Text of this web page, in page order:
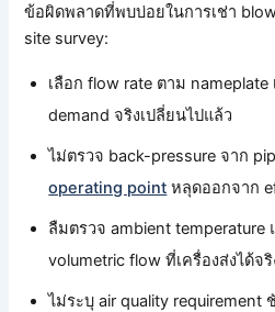
ข้อผิดพลาดที่พบบ่อยในการเช่า
site survey:
เลือก flow rate ตาม nameplate
demand จริงเปลี่ยนไปแล้ว
ไม่ตรวจ back-pressure จาก
operating point หลุดออกจาก
ลืมตรวจ ambient temperature
volumetric flow ที่เครื่องส่งได้จริ
ไม่ระบุ air quality requirement